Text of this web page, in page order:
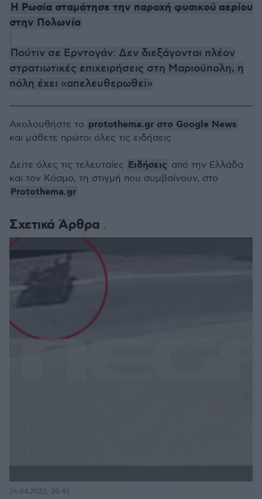
Η Ρωσία σταμάτησε την παροχή φυσικού αερίου
στην Πολωνία
Πούτιν σε Ερντογάν: Δεν διεξάγονται πλέον
στρατιωτικές επιχειρήσεις στη Μαριούπολη, η
πόλη έχει «απελευθερωθεί»
Σχετικά Άρθρα
26.04.2022, 20:43
Ακολουθήστε το protothema.gr στο Google News
και μάθετε πρώτοι όλες τις ειδήσεις
Δείτε όλες τις τελευταίες Ειδήσεις από την Ελλάδα
και τον Κόσμο, τη στιγμή που συμβαίνουν, στο
Protothema.gr